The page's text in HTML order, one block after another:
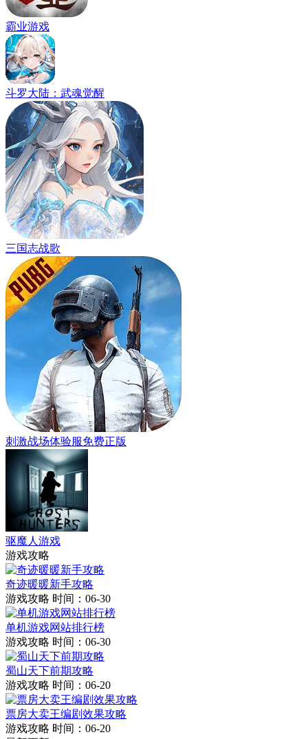
霸业游戏
斗罗大陆：武魂觉醒
三国志战歌
刺激战场体验服免费正版
驱魔人游戏
游戏攻略
奇迹暖暖新手攻略
游戏攻略 时间：06-30
单机游戏网站排行榜
游戏攻略 时间：06-30
蜀山天下前期攻略
游戏攻略 时间：06-20
票房大卖王编剧效果攻略
游戏攻略 时间：06-20